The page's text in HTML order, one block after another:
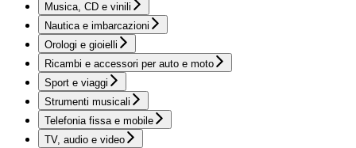
Musica, CD e vinili
Nautica e imbarcazioni
Orologi e gioielli
Ricambi e accessori per auto e moto
Sport e viaggi
Strumenti musicali
Telefonia fissa e mobile
TV, audio e video